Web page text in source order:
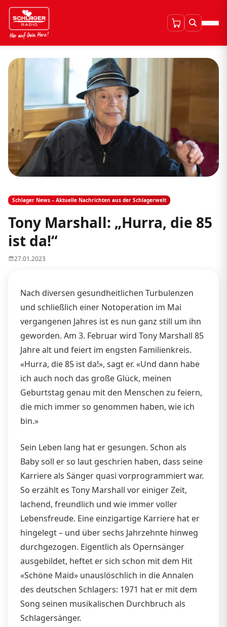
Schlager News – Aktuelle Nachrichten aus der Schlagerwelt
Tony Marshall: „Hurra, die 85
ist da!“
27.01.2023
Nach diversen gesundheitlichen Turbulenzen
und schließlich einer Notoperation im Mai
vergangenen Jahres ist es nun ganz still um ihn
geworden. Am 3. Februar wird Tony Marshall 85
Jahre alt und feiert im engsten Familienkreis.
«Hurra, die 85 ist da!», sagt er. «Und dann habe
ich auch noch das große Glück, meinen
Geburtstag genau mit den Menschen zu feiern,
die mich immer so genommen haben, wie ich
bin.»
Sein Leben lang hat er gesungen. Schon als
Baby soll er so laut geschrien haben, dass seine
Karriere als Sänger quasi vorprogrammiert war.
So erzählt es Tony Marshall vor einiger Zeit,
lachend, freundlich und wie immer voller
Lebensfreude. Eine einzigartige Karriere hat er
hingelegt – und über sechs Jahrzehnte hinweg
durchgezogen. Eigentlich als Opernsänger
ausgebildet, heftet er sich schon mit dem Hit
«Schöne Maid» unauslöschlich in die Annalen
des deutschen Schlagers: 1971 hat er mit dem
Song seinen musikalischen Durchbruch als
Schlagersänger.